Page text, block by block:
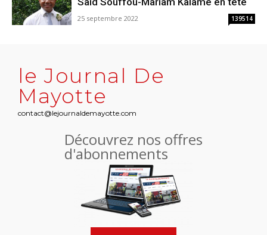
25 septembre 2022 139514
le Journal De
Mayotte
contact@lejournaldemayotte.com
Découvrez nos offres
d'abonnements